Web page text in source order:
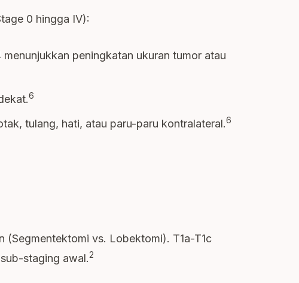
0 hingga IV):
peningkatan ukuran tumor atau
6
tulang, hati, atau paru-paru kontralateral.6
(Segmentektomi vs. Lobektomi). T1a-T1c
staging awal.2